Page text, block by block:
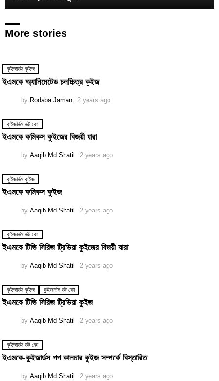
More stories
কুইজার্ডস কুইজ
ইএমকে অ্যানিমেটেড চলচ্চিত্র কুইজ
by Rodaba Jaman 2 years ago
কুইজার্ডস ডট কো
ইএমকে কমিকস কুইজের বিজয়ী যারা
by Aaqib Md Shatil 2 years ago
কুইজার্ডস কুইজ
ইএমকে কমিকস কুইজ
by Aaqib Md Shatil 2 years ago
কুইজার্ডস ডট কো
ইএমকে টিভি সিরিজ ট্রিভিয়া কুইজের বিজয়ী যারা
by Aaqib Md Shatil 2 years ago
কুইজার্ডস কুইজ কুইজার্ডস ডট কো
ইএমকে টিভি সিরিজ ট্রিভিয়া কুইজ
by Aaqib Md Shatil 2 years ago
কুইজার্ডস ডট কো
ইএমকে-কুইজার্ডস পপ কালচার কুইজ সম্পর্কে বিস্তারিত
by Aaqib Md Shatil 2 years ago